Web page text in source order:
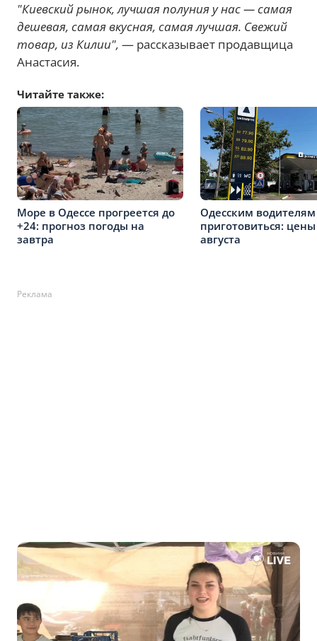
"Киевский рынок, лучшая полуния у нас — самая
дешевая, самая вкусная, самая лучшая. Свежий
товар, из Килии", — рассказывает продавщица
Анастасия.
Читайте также:
Море в Одессе прогреется до
+24: прогноз погоды на
завтра
Одесским водителям
приготовиться:
августа
Реклама